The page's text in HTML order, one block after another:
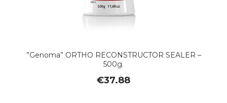
”Genoma” ORTHO RECONSTRUCTOR SEALER –
500g.
€37.88